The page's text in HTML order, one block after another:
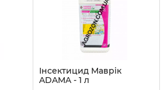
Інсектицид Маврік
ADAMA - 1 л